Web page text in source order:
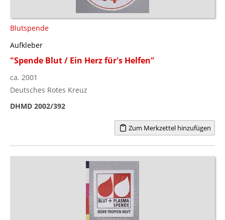
Blutspende
Aufkleber
"Spende Blut / Ein Herz für's Helfen"
ca. 2001
Deutsches Rotes Kreuz
DHMD 2002/392
Zum Merkzettel hinzufügen